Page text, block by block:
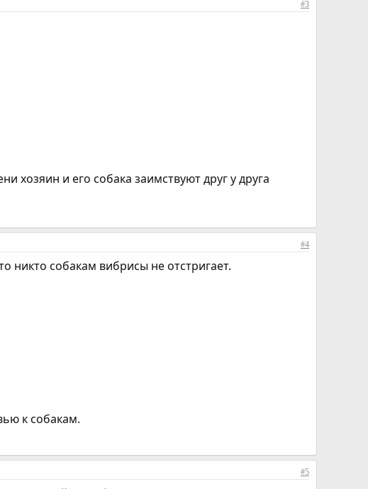
#3
хозяин и его собака заимствуют друг у друга
#4
никто собакам вибрисы не отстригает.
к собакам.
#5